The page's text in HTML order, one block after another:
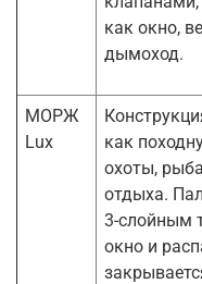
как окно,
дымоход.
МОРЖ
Lux
как
охоты,
отдыха.
3-слойным
окно и